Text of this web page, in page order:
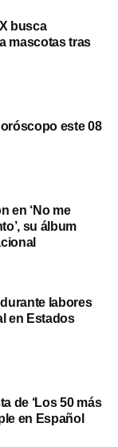
busca
mascotas tras
este 08
en ‘No me
su álbum
labores
en Estados
de ‘Los 50 más
en Español